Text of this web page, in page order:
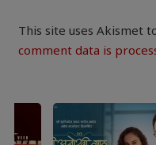
This site uses Akismet
comment data is